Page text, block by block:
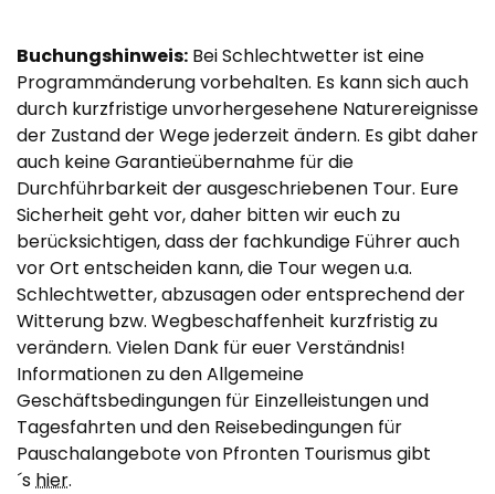
Buchungshinweis: Bei Schlechtwetter ist eine
Programmänderung vorbehalten. Es kann sich auch
durch kurzfristige unvorhergesehene Naturereignisse
der Zustand der Wege jederzeit ändern. Es gibt daher
auch keine Garantieübernahme für die
Durchführbarkeit der ausgeschriebenen Tour. Eure
Sicherheit geht vor, daher bitten wir euch zu
berücksichtigen, dass der fachkundige Führer auch
vor Ort entscheiden kann, die Tour wegen u.a.
Schlechtwetter, abzusagen oder entsprechend der
Witterung bzw. Wegbeschaffenheit kurzfristig zu
verändern. Vielen Dank für euer Verständnis!
Informationen zu den Allgemeine
Geschäftsbedingungen für Einzelleistungen und
Tagesfahrten und den Reisebedingungen für
Pauschalangebote von Pfronten Tourismus gibt
´shier.